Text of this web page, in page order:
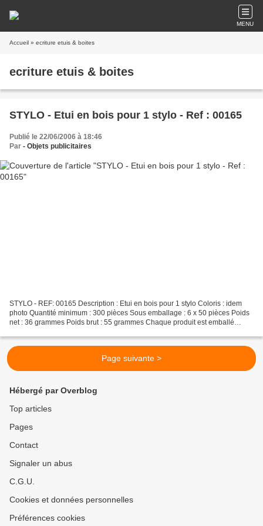
MENU
Accueil » ecriture etuis & boites
ecriture etuis & boites
STYLO - Etui en bois pour 1 stylo - Ref : 00165
Publié le 22/06/2006 à 18:46
Par - Objets publicitaires
STYLO - REF: 00165 Description : Etui en bois pour 1 stylo Coloris : idem
photo Quantité minimum : 300 pièces Sous emballage : 6 x 50 pièces Poids
net : 36 grammes Poids brut : 55 grammes Chaque produit est emballé
Page suivante >
Hébergé par Overblog
Top articles
Pages
Contact
Signaler un abus
C.G.U.
Cookies et données personnelles
Préférences cookies